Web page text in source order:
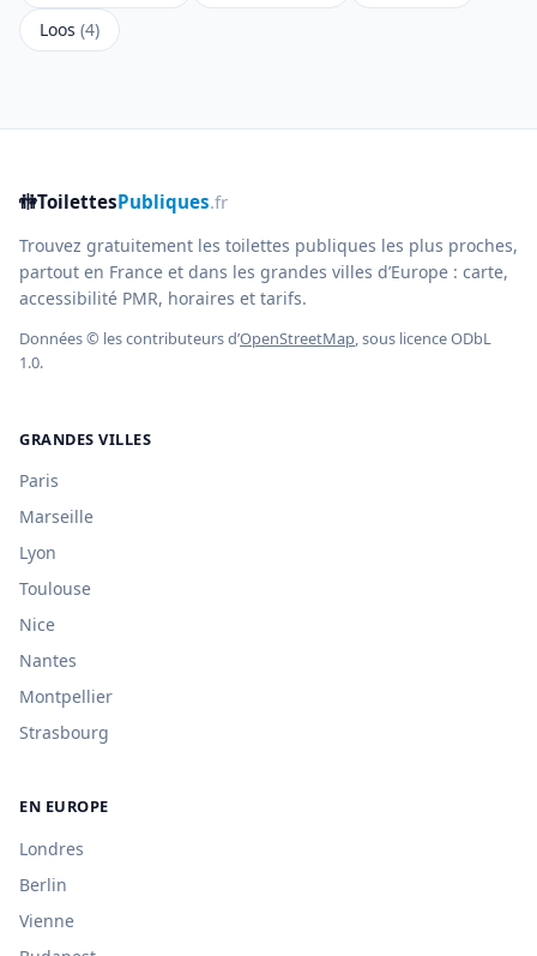
Loos (4)
🚻ToilettesPubliques.fr
Trouvez gratuitement les toilettes publiques les plus proches,
partout en France et dans les grandes villes d’Europe : carte,
accessibilité PMR, horaires et tarifs.
Données © les contributeurs d’OpenStreetMap, sous licence ODbL
1.0.
GRANDES VILLES
Paris
Marseille
Lyon
Toulouse
Nice
Nantes
Montpellier
Strasbourg
EN EUROPE
Londres
Berlin
Vienne